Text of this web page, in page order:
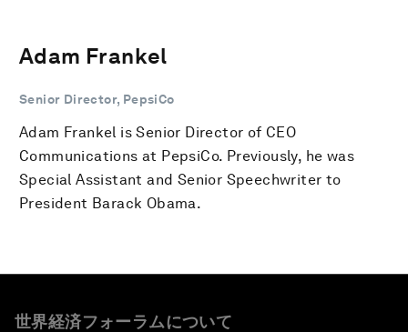
Adam Frankel
Senior Director, PepsiCo
Adam Frankel is Senior Director of CEO
Communications at PepsiCo. Previously, he was
Special Assistant and Senior Speechwriter to
President Barack Obama.
世界経済フォーラムについて